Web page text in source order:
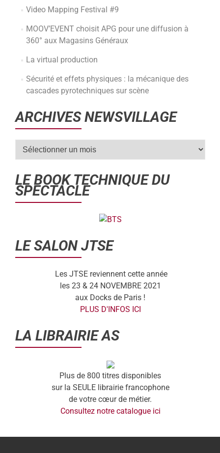
Video Mapping Festival #9
MOOV’EVENT choisit APG pour une diffusion à
360° aux Magasins Généraux
La virtual production
Sécurité et effets physiques : la mécanique des
cascades pyrotechniques sur scène
ARCHIVES NEWSVILLAGE
LE BOOK TECHNIQUE DU
SPECTACLE
LE SALON JTSE
Les JTSE reviennent cette année
les 23 & 24 NOVEMBRE 2021
aux Docks de Paris !
PLUS D'INFOS ICI
LA LIBRAIRIE AS
Plus de 800 titres disponibles
sur la SEULE librairie francophone
de votre cœur de métier.
Consultez notre catalogue ici